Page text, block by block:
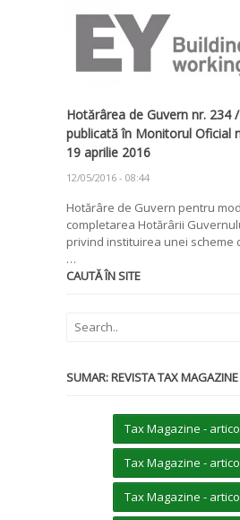
Hotărârea de Guvern nr. 234
publicată în Monitorul Oficial
19 aprilie 2016
12/05/2016 - 08:44
Hotărâre de Guvern pentru
completarea Hotărârii
privind instituirea unei scheme
…
CAUTĂ ÎN SITE
SUMAR: REVISTA TAX MAGAZINE
Tax Magazine -
Tax Magazine -
Tax Magazine -